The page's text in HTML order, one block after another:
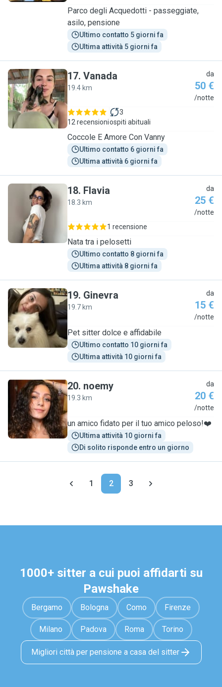
Parco degli Acquedotti - passeggiate,
asilo, pensione
Ultimo contatto 5 giorni fa
Ultima attività 5 giorni fa
V
17. Vanada
19.4 km
da
50 €
/notte
12 recensioni
3
ospiti abituali
Coccole E Amore Con Vanny
Ultimo contatto 6 giorni fa
Ultima attività 6 giorni fa
F
18. Flavia
18.3 km
da
25 €
/notte
1 recensione
Nata tra i pelosetti
Ultimo contatto 8 giorni fa
Ultima attività 8 giorni fa
G
19. Ginevra
19.7 km
da
15 €
/notte
Pet sitter dolce e affidabile
Ultimo contatto 10 giorni fa
Ultima attività 10 giorni fa
N
20. noemy
19.3 km
da
20 €
/notte
un amico fidato per il tuo amico peloso!❤️
Ultima attività 10 giorni fa
Di solito risponde entro un giorno
1 2 3
1000+ sitter a cui puoi affidarti su
Pawshake
Bergamo Bologna Como Firenze
Milano Padova Roma Torino
Migliori città per pensione a casa del sitter